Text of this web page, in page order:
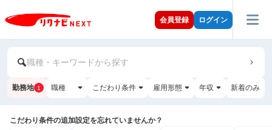
会員登録 ログイン
職種・キーワードから探す
勤務地 1 職種 こだわり条件 雇用形態 年収 新着のみ
こだわり条件の追加設定を忘れていませんか？